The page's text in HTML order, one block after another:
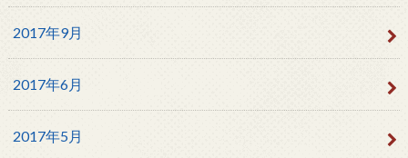
2017年9月
2017年6月
2017年5月